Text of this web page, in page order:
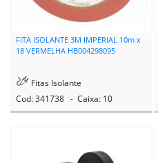
FITA ISOLANTE 3M IMPERIAL 10m x
18 VERMELHA HB004298095
Fitas Isolante
Cod: 341738 - Caixa: 10